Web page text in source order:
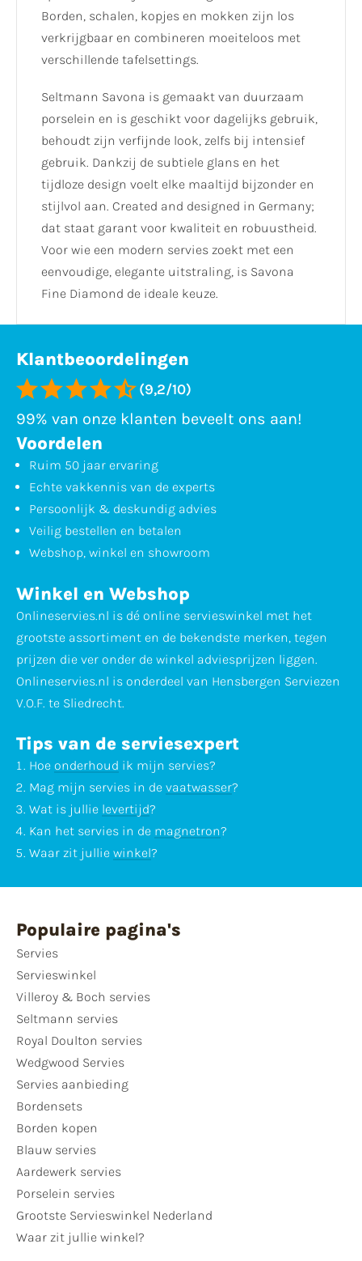
Borden, schalen, kopjes en mokken zijn los
verkrijgbaar en combineren moeiteloos met
verschillende tafelsettings.
Seltmann Savona is gemaakt van duurzaam
porselein en is geschikt voor dagelijks gebruik,
behoudt zijn verfijnde look, zelfs bij intensief
gebruik. Dankzij de subtiele glans en het
tijdloze design voelt elke maaltijd bijzonder en
stijlvol aan. Created and designed in Germany;
dat staat garant voor kwaliteit en robuustheid.
Voor wie een modern servies zoekt met een
eenvoudige, elegante uitstraling, is Savona
Fine Diamond de ideale keuze.
Klantbeoordelingen
(9,2/10)
99% van onze klanten beveelt ons aan!
Voordelen
Ruim 50 jaar ervaring
Echte vakkennis van de experts
Persoonlijk & deskundig advies
Veilig bestellen en betalen
Webshop, winkel en showroom
Winkel en Webshop
Onlineservies.nl is dé online servieswinkel met het
grootste assortiment en de bekendste merken, tegen
prijzen die ver onder de winkel adviesprijzen liggen.
Onlineservies.nl is onderdeel van Hensbergen Serviezen
V.O.F. te Sliedrecht.
Tips van de serviesexpert
Hoe onderhoud ik mijn servies?
Mag mijn servies in de vaatwasser?
Wat is jullie levertijd?
Kan het servies in de magnetron?
Waar zit jullie winkel?
Populaire pagina's
Servies
Servieswinkel
Villeroy & Boch servies
Seltmann servies
Royal Doulton servies
Wedgwood Servies
Servies aanbieding
Bordensets
Borden kopen
Blauw servies
Aardewerk servies
Porselein servies
Grootste Servieswinkel Nederland
Waar zit jullie winkel?